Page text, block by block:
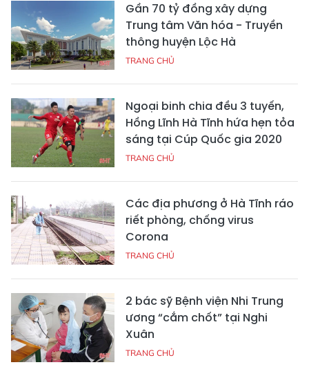
Gần 70 tỷ đồng xây dựng
Trung tâm Văn hóa - Truyền
thông huyện Lộc Hà
TRANG CHỦ
Ngoại binh chia đều 3 tuyến,
Hồng Lĩnh Hà Tĩnh hứa hẹn tỏa
sáng tại Cúp Quốc gia 2020
TRANG CHỦ
Các địa phương ở Hà Tĩnh ráo
riết phòng, chống virus
Corona
TRANG CHỦ
2 bác sỹ Bệnh viện Nhi Trung
ương “cắm chốt” tại Nghi
Xuân
TRANG CHỦ